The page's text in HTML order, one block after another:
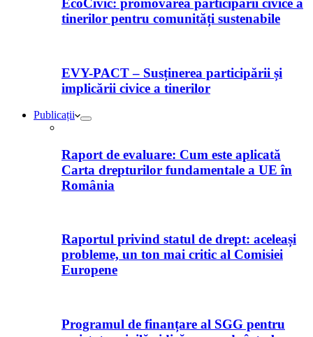
EcoCivic: promovarea participării civice a
tinerilor pentru comunități sustenabile
EVY-PACT – Susținerea participării și
implicării civice a tinerilor
Publicații
Raport de evaluare: Cum este aplicată
Carta drepturilor fundamentale a UE în
România
Raportul privind statul de drept: aceleași
probleme, un ton mai critic al Comisiei
Europene
Programul de finanțare al SGG pentru